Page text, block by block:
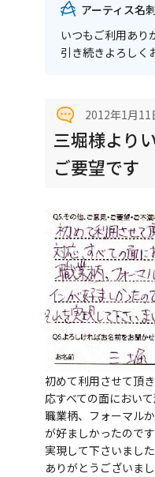
アーティス名
いつもご利用あり
引き続きよろしく
2012年1月11
三堀様より
ご要望です
初めて利用させて頂
応すべての面において
職業柄、フォーマル
が好ましかったので
実現して下さいました
ありがとうございまし